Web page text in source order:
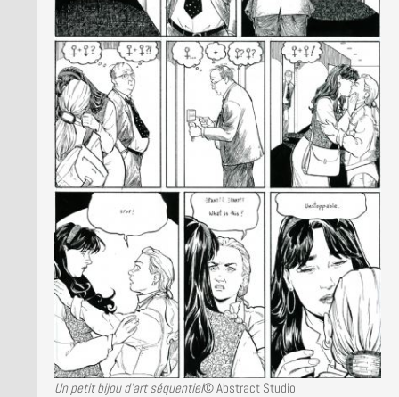
Un petit bijou d’art séquentiel© Abstract Studio